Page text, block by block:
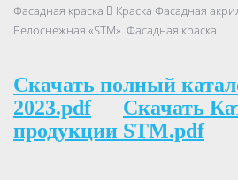
Фасадная краска
Краска Фасадная
Белоснежная «STM». Фасадная краска
Скачать полный
2023.pdf
Скачать
продукции STM.pdf